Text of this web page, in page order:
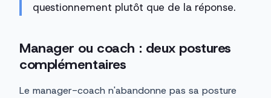
questionnement plutôt que de la réponse.
Manager ou coach : deux postures
complémentaires
Le manager-coach n'abandonne pas sa posture